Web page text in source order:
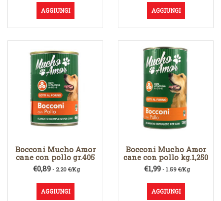
AGGIUNGI AGGIUNGI
Bocconi Mucho Amor
cane con pollo gr.405
€0,89 - 2.20 €/Kg
AGGIUNGI
Bocconi Mucho Amor
cane con pollo kg.1,250
€1,99 - 1.59 €/Kg
AGGIUNGI